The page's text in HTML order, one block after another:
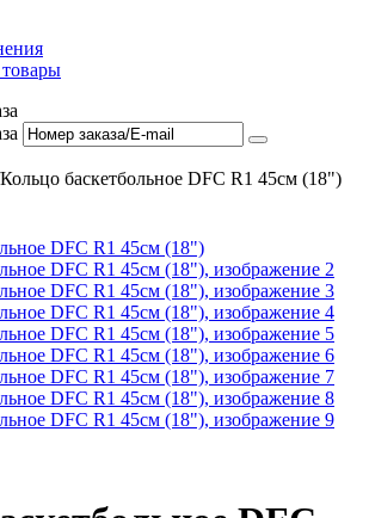
Кольцо баскетбольное DFC R1 45см (18")